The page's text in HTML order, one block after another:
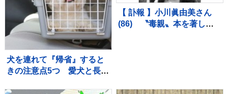
犬を連れて『帰省』すると
きの注意点5つ 愛犬と長距
【 訃報 】小川眞由美さん
(86) 〝毒親〟本を著した
った」